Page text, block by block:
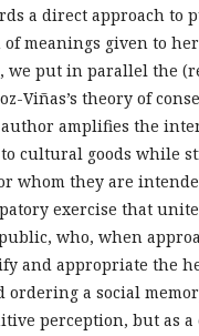
a direct approach to
meanings given to
we put in parallel the
Viñas’s theory of
amplifies the
cultural goods while
whom they are
exercise that
who, when
and appropriate the
ordering a social
perception, but as